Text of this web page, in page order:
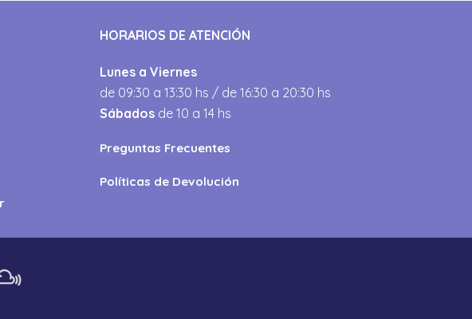
HORARIOS DE ATENCIÓN
Lunes a Viernes
de 09:30 a 13:30 hs / de 16:30 a 20:30 hs
Sábados de 10 a 14 hs
Preguntas Frecuentes
Políticas de Devolución